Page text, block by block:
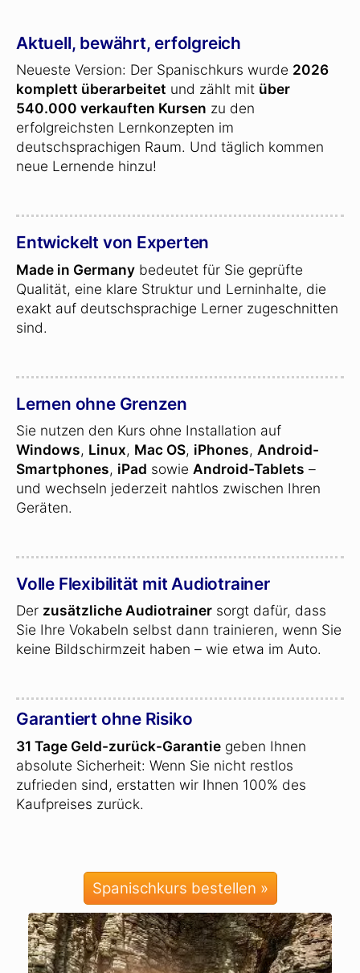
Aktuell, bewährt, erfolgreich
Neueste Version: Der Spanischkurs wurde 2026
komplett überarbeitet und zählt mit über
540.000 verkauften Kursen zu den
erfolgreichsten Lernkonzepten im
deutschsprachigen Raum. Und täglich kommen
neue Lernende hinzu!
Entwickelt von Experten
Made in Germany bedeutet für Sie geprüfte
Qualität, eine klare Struktur und Lerninhalte, die
exakt auf deutschsprachige Lerner zugeschnitten
sind.
Lernen ohne Grenzen
Sie nutzen den Kurs ohne Installation auf
Windows, Linux, Mac OS, iPhones, Android-
Smartphones, iPad sowie Android-Tablets –
und wechseln jederzeit nahtlos zwischen Ihren
Geräten.
Volle Flexibilität mit Audiotrainer
Der zusätzliche Audiotrainer sorgt dafür, dass
Sie Ihre Vokabeln selbst dann trainieren, wenn Sie
keine Bildschirmzeit haben – wie etwa im Auto.
Garantiert ohne Risiko
31 Tage Geld-zurück-Garantie geben Ihnen
absolute Sicherheit: Wenn Sie nicht restlos
zufrieden sind, erstatten wir Ihnen 100% des
Kaufpreises zurück.
Spanischkurs bestellen »